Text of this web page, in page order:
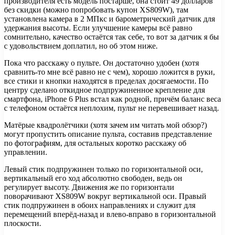
без скидки (можно попробовать купон XS809W), там
установлена камера в 2 МПкс и барометрический датчик для
удержания высоты. Если улучшение камеры всё равно
сомнительно, качество остаётся так себе, то вот за датчик я бы
с удовольствием доплатил, но об этом ниже.
Пока что расскажу о пульте. Он достаточно удобен (хотя
сравнить-то мне всё равно не с чем), хорошо ложится в руки,
все стики и кнопки находятся в пределах досягаемости. По
центру сделано откидное подпружиненное крепление для
смартфона, iPhone 6 Plus встал как родной, причём баланс веса
с телефоном остаётся неплохим, пульт не перевешивает назад.
Матёрые квадролётчики (хотя зачем им читать мой обзор?)
могут пропустить описание пульта, составив представление
по фотографиям, для остальных коротко расскажу об
управлении.
Левый стик подпружинен только по горизонтальной оси,
вертикальный его ход абсолютно свободен, ведь он
регулирует высоту. Движения же по горизонтали
поворачивают XS809W вокруг вертикальной оси. Правый
стик подпружинен в обоих направлениях и служит для
перемещений вперёд-назад и влево-вправо в горизонтальной
плоскости.